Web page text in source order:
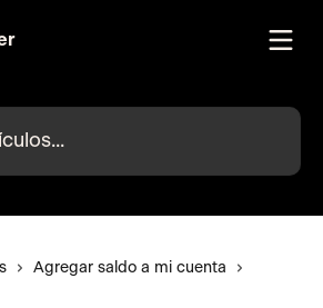
Agregar saldo a mi cuenta